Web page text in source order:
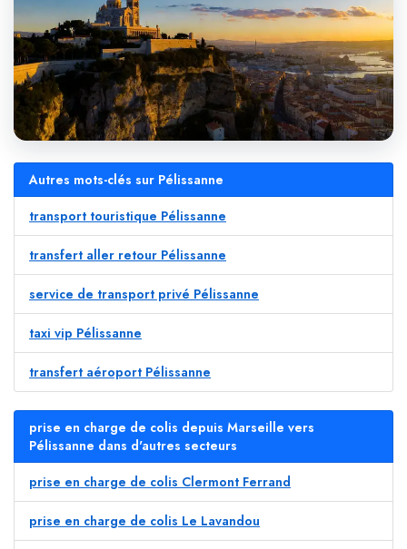
Autres mots-clés sur Pélissanne
transport touristique Pélissanne
transfert aller retour Pélissanne
service de transport privé Pélissanne
taxi vip Pélissanne
transfert aéroport Pélissanne
prise en charge de colis depuis Marseille vers
Pélissanne dans d'autres secteurs
prise en charge de colis Clermont Ferrand
prise en charge de colis Le Lavandou